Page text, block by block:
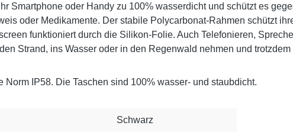
Smartphone oder Handy zu 100% wasserdicht und schützt es
oder Medikamente. Der stabile Polycarbonat-Rahmen schützt
funktioniert durch die Silikon-Folie. Auch Telefonieren,
Strand, ins Wasser oder in den Regenwald nehmen und
Norm IP58. Die Taschen sind 100% wasser- und staubdicht.
Schwarz